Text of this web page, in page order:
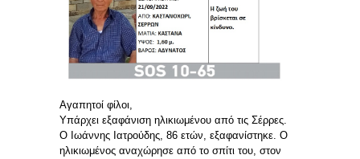
Αγαπητοί φίλοι,
Υπάρχει εξαφάνιση ηλικιωμένου από τις Σέρρες.
Ο Ιωάννης Ιατρούδης, 86 ετών, εξαφανίστηκε. Ο
ηλικιωμένος αναχώρησε από το σπίτι του, στον